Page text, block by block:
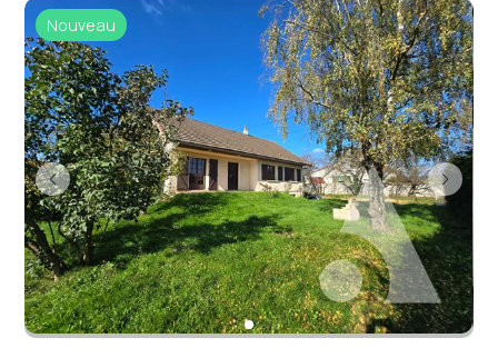
Nouveau